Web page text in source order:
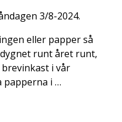
3/8-2024.
eller papper så
runt året runt,
i vår
papperna i …